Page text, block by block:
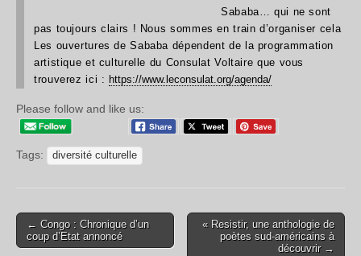
Sababa… qui ne sont
pas toujours clairs ! Nous sommes en train d’organiser cela
Les ouvertures de Sababa dépendent de la programmation
artistique et culturelle du Consulat Voltaire que vous
trouverez ici : https://www.leconsulat.org/agenda/
Please follow and like us:
Tags: diversité culturelle
← Congo : Chronique d’un
coup d’Etat annoncé
« Resistir, une anthologie de
poètes sud-américains à
découvrir →